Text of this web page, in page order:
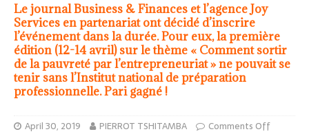
Le journal Business & Finances et l’agence Joy
Services en partenariat ont décidé d’inscrire
l’événement dans la durée. Pour eux, la première
édition (12-14 avril) sur le thème « Comment sortir
de la pauvreté par l’entrepreneuriat » ne pouvait se
tenir sans l’Institut national de préparation
professionnelle. Pari gagné !
April 30, 2019 PIERROT TSHITAMBA Comments Off